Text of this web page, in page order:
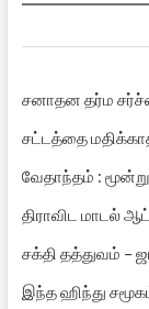
சனாதன தர்ம
சட்டத்தை
வேதாந்தம் :
திராவிட மாடல்
சக்தி தத்துவம் –
இந்த ஹிந்து